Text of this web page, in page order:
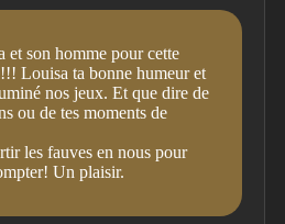
et son homme pour cette
Louisa ta bonne humeur et
nos jeux. Et que dire de
ou de tes moments de
les fauves en nous pour
Un plaisir.